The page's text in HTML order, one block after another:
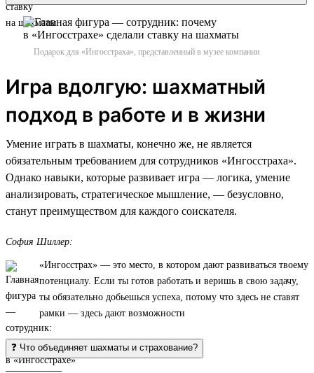
Подарок для «Ингосстраха», представленный в музее компании
Игра вдолгую: шахматный
подход в работе и в жизни
Умение играть в шахматы, конечно же, не является
обязательным требованием для сотрудников «Ингосстраха».
Однако навыки, которые развивает игра — логика, умение
анализировать, стратегическое мышление, — безусловно,
станут преимуществом для каждого соискателя.
София Шиллер:
«Ингосстрах» — это место, в котором дают развиваться твоему
потенциалу. Если ты готов работать и веришь в свою задачу,
ты обязательно добьешься успеха, потому что здесь не ставят
рамки — здесь дают возможности
❓ Что объединяет шахматы и страхование?
__________